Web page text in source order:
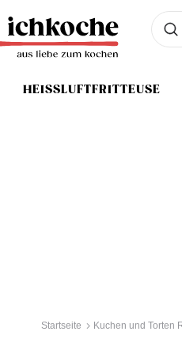
HEISSLUFTFRITTEUSE
Was
Startseite Kuchen und Torten